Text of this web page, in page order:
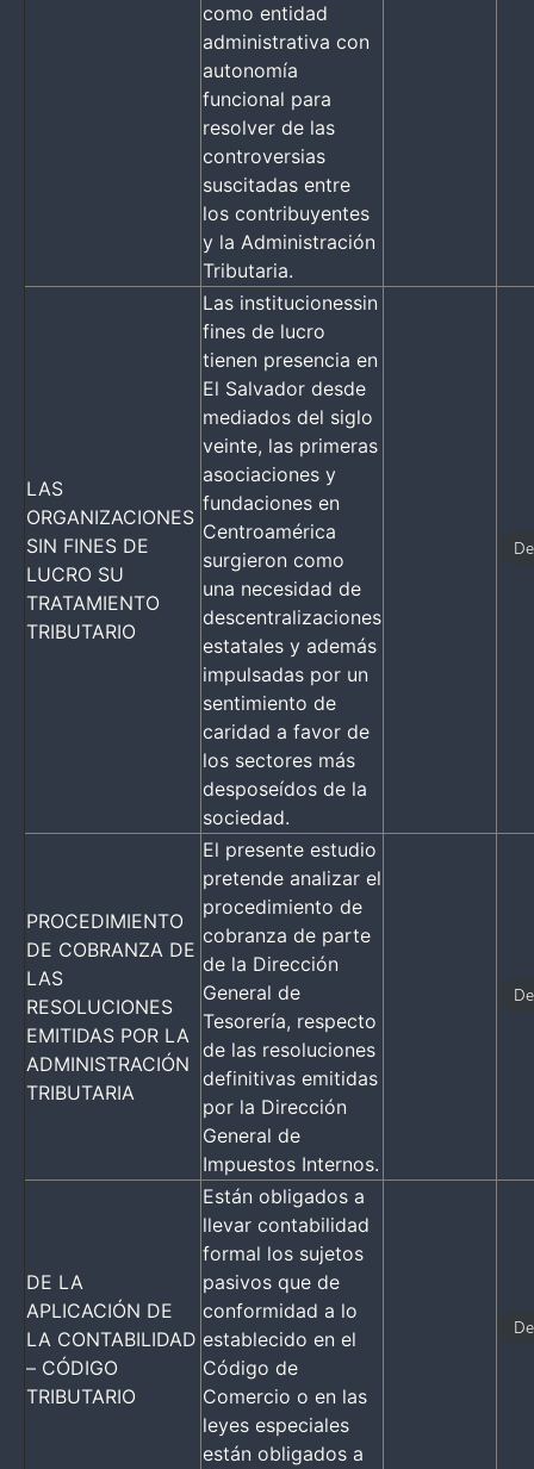
como entidad
administrativa con
autonomía
funcional para
resolver de las
controversias
suscitadas entre
los contribuyentes
y la Administración
Tributaria.
LAS
ORGANIZACIONES
SIN FINES DE
LUCRO SU
TRATAMIENTO
TRIBUTARIO
Las institucionessin
fines de lucro
tienen presencia en
El Salvador desde
mediados del siglo
veinte, las primeras
asociaciones y
fundaciones en
Centroamérica
surgieron como
una necesidad de
descentralizaciones
estatales y además
impulsadas por un
sentimiento de
caridad a favor de
los sectores más
desposeídos de la
sociedad.
PROCEDIMIENTO
DE COBRANZA DE
LAS
RESOLUCIONES
EMITIDAS POR LA
ADMINISTRACIÓN
TRIBUTARIA
El presente estudio
pretende analizar el
procedimiento de
cobranza de parte
de la Dirección
General de
Tesorería, respecto
de las resoluciones
definitivas emitidas
por la Dirección
General de
Impuestos Internos.
DE LA
APLICACIÓN DE
LA CONTABILIDAD
– CÓDIGO
TRIBUTARIO
Están obligados a
llevar contabilidad
formal los sujetos
pasivos que de
conformidad a lo
establecido en el
Código de
Comercio o en las
leyes especiales
están obligados a